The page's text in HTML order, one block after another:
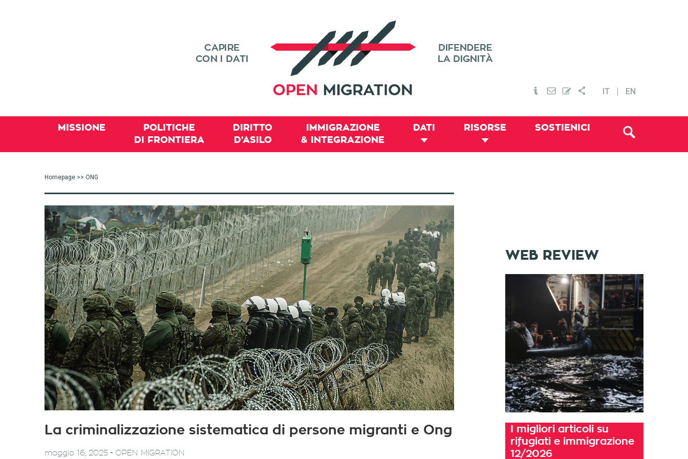
IT EN
MISSIONE
POLITICHE
DI FRONTIERA
DIRITTO
D’ASILO
IMMIGRAZIONE
& INTEGRAZIONE
DATI RISORSE SOSTIENICI
Homepage >> ONG
La criminalizzazione sistematica di persone migranti e Ong
maggio 16, 2025 - OPEN MIGRATION
WEB REVIEW
I migliori articoli su
rifugiati e immigrazione
12/2026